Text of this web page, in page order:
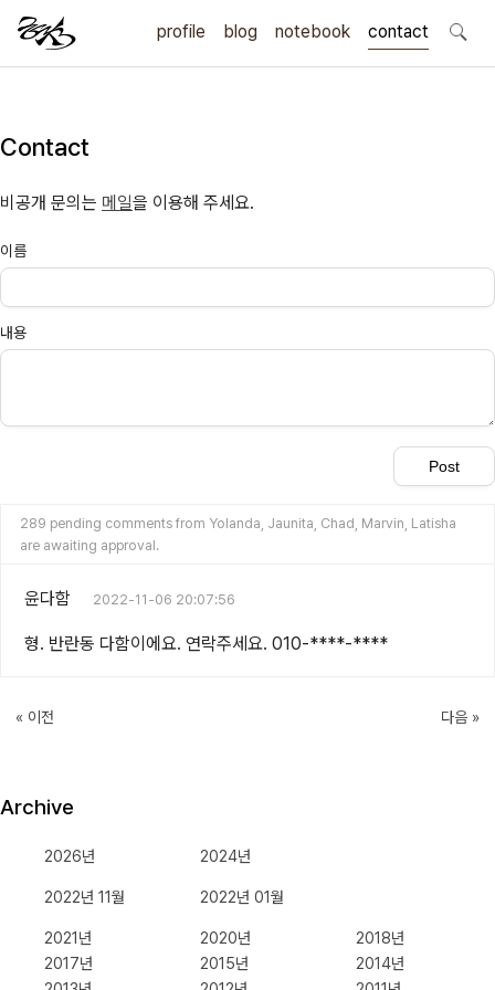
profile blog notebook contact
search
Contact
비공개 문의는 메일을 이용해 주세요.
이름
내용
289 pending comments from Yolanda, Jaunita, Chad, Marvin, Latisha
are awaiting approval.
윤다함 2022-11-06 20:07:56
형. 반란동 다함이에요. 연락주세요. 010-****-****
이전 다음
Archive
2026년 2024년
2022년 11월 2022년 01월
2021년 2020년
2018년
2017년
2015년
2014년